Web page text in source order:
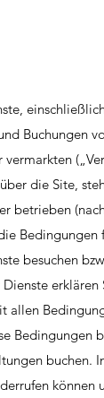
Buchungen
die Site,
betrieben
Bedingungen
besuchen
buchen.